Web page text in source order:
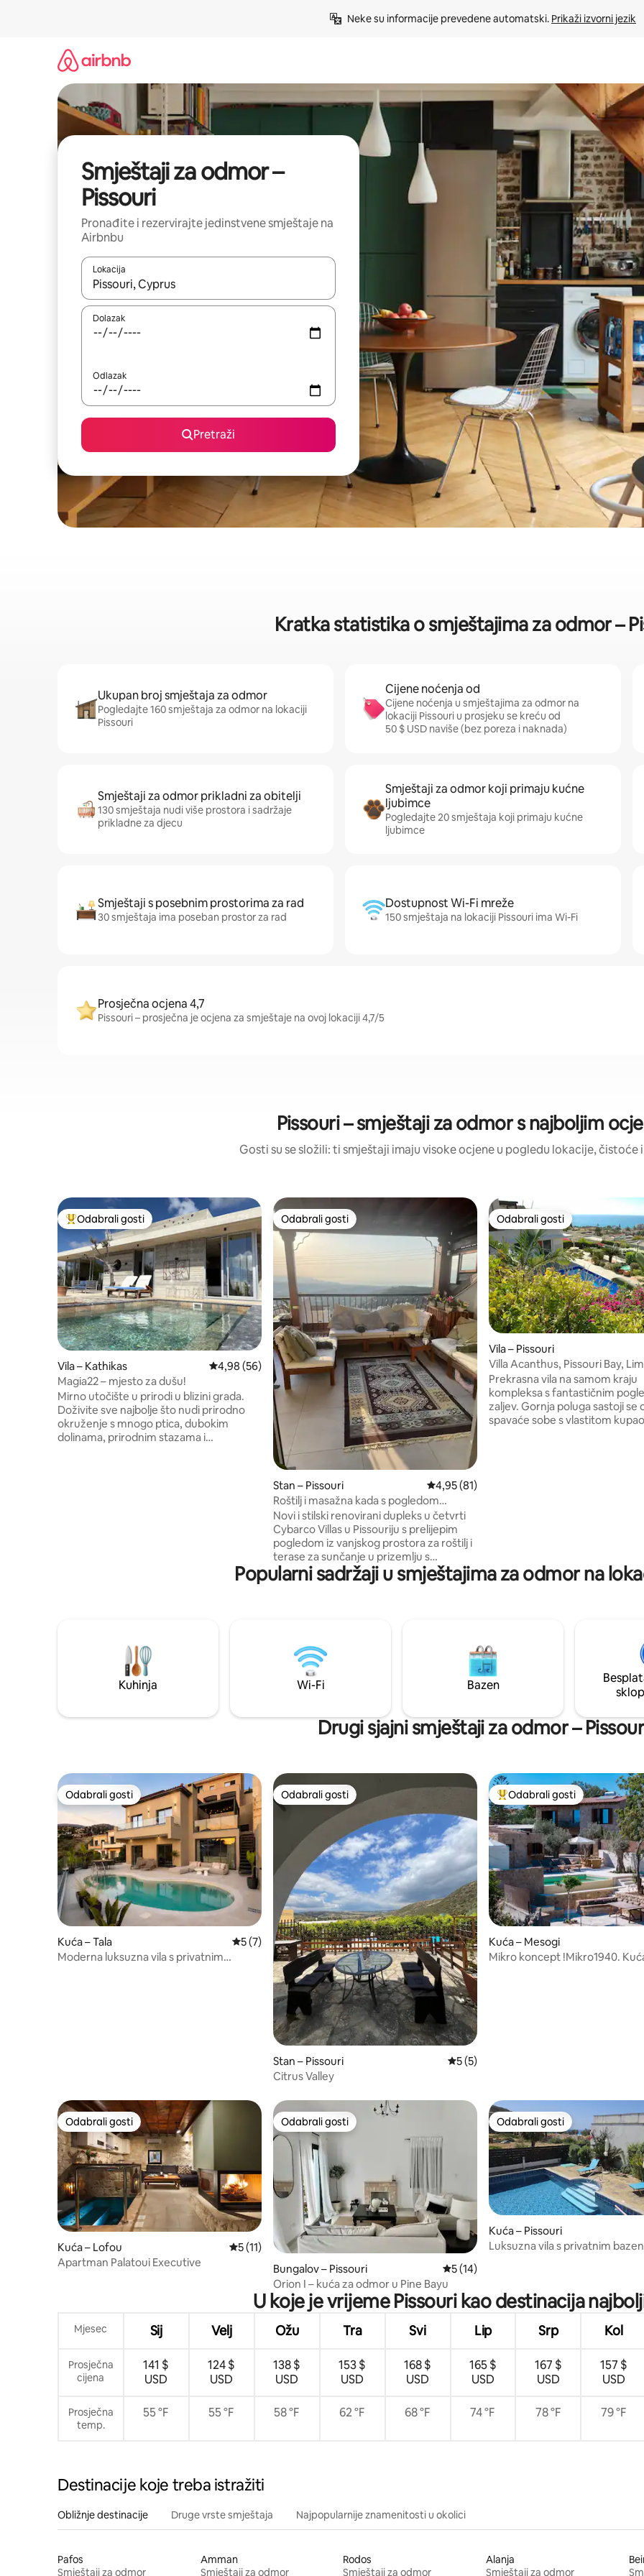
Neke su informacije prevedene automatski. Prikaži izvorni jezik
Smještaji za odmor –
Pissouri
Pronađite i rezervirajte jedinstvene smještaje na
Airbnbu
Lokacija
Kada budu dostupni rezultati, moći ćete ih pregledati koristeći se strelicama prema gore i prema dolje, kao i dodirom ili
Dolazak
Odlazak
Pretraži
Kratka statistika o smještajima za odmor –
Ukupan broj smještaja za odmor
Pogledajte 160 smještaja za odmor na lokaciji
Pissouri
Cijene noćenja od
Cijene noćenja u smještajima za odmor na
lokaciji Pissouri u prosjeku se kreću od
50 $ USD naviše (bez poreza i naknada)
Smještaji za odmor prikladni za obitelji
130 smještaja nudi više prostora i sadržaje
prikladne za djecu
Smještaji za odmor koji primaju kućne
ljubimce
Pogledajte 20 smještaja koji primaju kućne
ljubimce
Smještaji s posebnim prostorima za rad
30 smještaja ima poseban prostor za rad
Dostupnost Wi-Fi mreže
150 smještaja na lokaciji Pissouri ima Wi-Fi
Prosječna ocjena 4,7
Pissouri – prosječna je ocjena za smještaje na ovoj lokaciji 4,7/5
Pissouri – smještaji za odmor s najboljim
Gosti su se složili: ti smještaji imaju visoke ocjene u pogledu lokacije, čistoće
Među najviše rangiranima s oznakom „Odabrali gosti”
Odabrali gosti
Vila – Kathikas Prosječna ocjena: 4,98/5, recenzija: 56
4,98 (56)
Magia22 – mjesto za dušu!
Mirno utočište u prirodi u blizini grada.
Doživite sve najbolje što nudi prirodno
okruženje s mnogo ptica, dubokim
dolinama, prirodnim stazama i
prostor za roštilj i sve moderne sadržaje
Odabrali gosti
Odabrali gosti
Stan – Pissouri Prosječna ocjena: 4,95/5, recenzija: 81
4,95 (81)
Roštilj i masažna kada s pogledom
+bazen, nedavno renoviran
Novi i stilski renovirani dupleks u četvrti
Cybarco Villas u Pissouriju s prelijepim
pogledom iz vanjskog prostora za roštilj i
terase za sunčanje u prizemlju s
masažnom kadom. Stan ima pristup
zajedničkom bazenu od 12 metara preko
nalazi se veliki supermarket, a plaža u
zaljevu Pissouri udaljena je 10 minuta
vožnje ili 3 km. Zračna luka Paphos
udaljena je 25 minuta vožnje.
Odabrali gosti
Odabrali gosti
Vila – Pissouri
Villa Acanthus, Pissouri Bay,
Prekrasna vila na samom kraju
kompleksa s fantastičnim
zaljev. Gornja poluga sastoji se
spavaće sobe s vlastitom
Popularni sadržaji u smještajima za odmor na
Kuhinja Wi-Fi Bazen
Drugi sjajni smještaji za odmor –
Odabrali gosti
Odabrali gosti
Kuća – Tala Prosječna ocjena: 5/5, recenzija: 7
5 (7)
Moderna luksuzna vila s privatnim
Odabrali gosti
Odabrali gosti
Stan – Pissouri Prosječna ocjena: 5/5, recenzija: 5
5 (5)
Citrus Valley
Među najviše rangiranima s
Odabrali gosti
Kuća – Mesogi
Mikro koncept !Mikro1940.
Odabrali gosti
Odabrali gosti
Kuća – Lofou Prosječna ocjena: 5/5, recenzija: 11
5 (11)
Apartman Palatoui Executive
Odabrali gosti
Odabrali gosti
Bungalov – Pissouri Prosječna ocjena: 5/5, recenzija: 14
5 (14)
Orion I – kuća za odmor u Pine Bayu
Odabrali gosti
Odabrali gosti
Kuća – Pissouri
Luksuzna vila s privatnim
U koje je vrijeme Pissouri kao destinacija
Mjesec Sij Velj Ožu Tra Svi Lip Srp Kol
Prosječna
cijena
141 $
USD
124 $
USD
138 $
USD
153 $
USD
168 $
USD
165 $
USD
167 $
USD
157 $
USD
Prosječna
temp.
55 °F 55 °F 58 °F 62 °F 68 °F 74 °F 78 °F 79 °F
Destinacije koje treba istražiti
Obližnje destinacije Druge vrste smještaja Najpopularnije znamenitosti u okolici
Pafos
Smještaji za odmor
Amman
Smještaji za odmor
Rodos
Smještaji za odmor
Alanja
Smještaji za odmor